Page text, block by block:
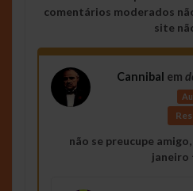
comentários moderados
site
Cannibal em
não se preucupe
janeiro